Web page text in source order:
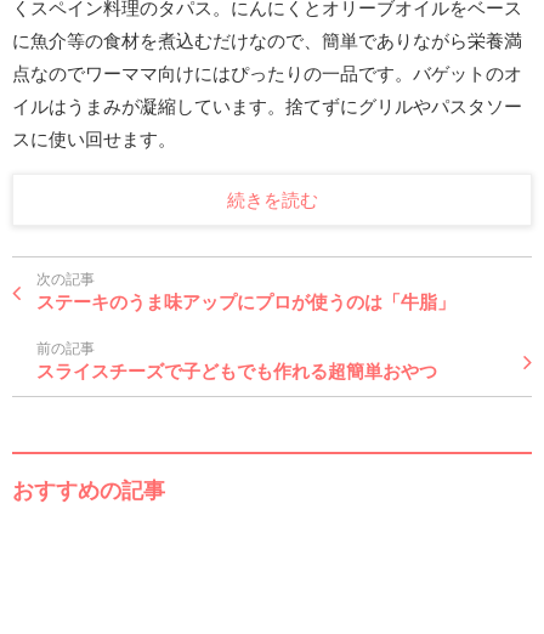
くスペイン料理のタパス。にんにくとオリーブオイルをベース
に魚介等の食材を煮込むだけなので、簡単でありながら栄養満
点なのでワーママ向けにはぴったりの一品です。バゲットのオ
イルはうまみが凝縮しています。捨てずにグリルやパスタソー
スに使い回せます。
続きを読む
次の記事
ステーキのうま味アップにプロが使うのは「牛脂」
前の記事
スライスチーズで子どもでも作れる超簡単おやつ
おすすめの記事